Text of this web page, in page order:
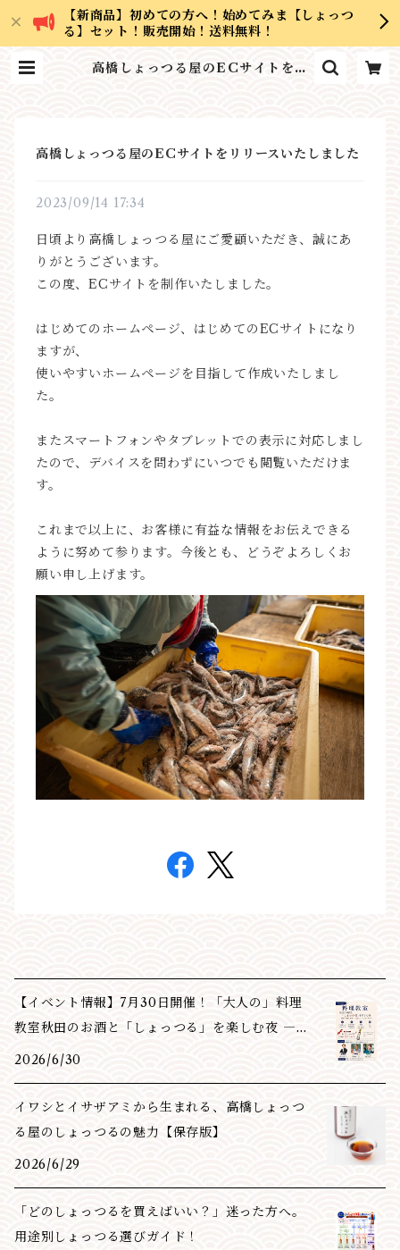
【新商品】初めての方へ！始めてみま【しょっつ
る】セット！販売開始！送料無料！
高橋しょっつる屋のECサイトをリ
高橋しょっつる屋のECサイトをリリースいたしました
2023/09/14 17:34
日頃より高橋しょっつる屋にご愛顧いただき、誠にあ
りがとうございます。
この度、ECサイトを制作いたしました。
はじめてのホームページ、はじめてのECサイトになり
ますが、
使いやすいホームページを目指して作成いたしまし
た。
またスマートフォンやタブレットでの表示に対応しまし
たので、デバイスを問わずにいつでも閲覧いただけま
す。
これまで以上に、お客様に有益な情報をお伝えできる
ように努めて参ります。今後とも、どうぞよろしくお
願い申し上げます。
【イベント情報】7月30日開催！「大人の」料理
教室秋田のお酒と「しょっつる」を楽しむ夜 ―
創作料理
2026/6/30
イワシとイサザアミから生まれる、高橋しょっつ
る屋のしょっつるの魅力【保存版】
2026/6/29
「どのしょっつるを買えばいい？」迷った方へ。
用途別しょっつる選びガイド！